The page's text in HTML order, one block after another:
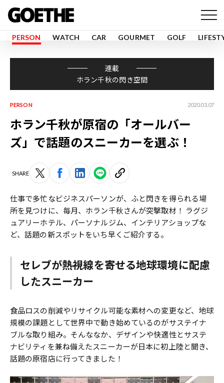
PERSON WATCH CAR GOURMET GOLF
連載
ホラン千秋の閃き空間
PERSON 2020.03.07
ホラン千秋が原宿の「オールバー
ズ」で話題のスニーカーを選ぶ！
SHARE
仕事で多忙なビジネスパーソンが、ふと閃きを得られる場
所を見つけに、毎月、ホラン千秋さんが突撃取材！ ラグジ
ュアリーホテル、パーソナルジム、インテリアショップな
ど、話題の新スポットをいち早くご紹介する。
セレブが熱視線を寄せる地球環境に配慮
したスニーカー
食品ロスの削減やリサイクル可能な素材への変更など、地球
規模の課題として世界中で動き始めているのがサステイナ
ブルな取り組み。そんななか、デザインや快適性とサステ
ナビリティを兼ね備えたスニーカーが日本に初上陸と聞き、
話題の原宿店に行ってきました！